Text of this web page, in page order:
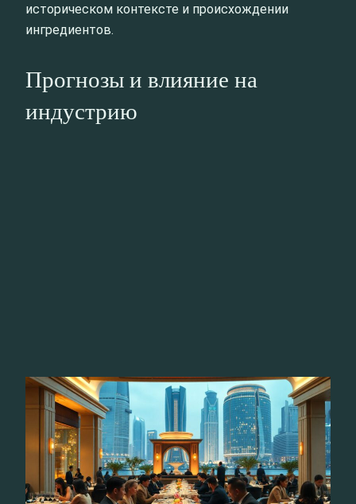
историческом контексте и происхождении
ингредиентов.
Прогнозы и влияние на
индустрию